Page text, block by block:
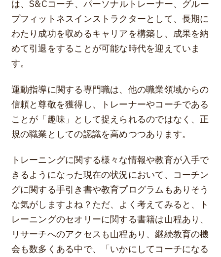
は、S&Cコーチ、パーソナルトレーナー、グルー
プフィットネスインストラクターとして、長期に
わたり成功を収めるキャリアを構築し、成果を納
めて引退をすることが可能な時代を迎えていま
す。
運動指導に関する専門職は、他の職業領域からの
信頼と尊敬を獲得し、トレーナーやコーチである
ことが「趣味」として捉えられるのではなく、正
規の職業としての認識を高めつつあります。
トレーニングに関する様々な情報や教育が入手で
きるようになった現在の状況において、コーチン
グに関する手引き書や教育プログラムもありそう
な気がしますよね？ただ、よく考えてみると、ト
レーニングのセオリーに関する書籍は山程あり、
リサーチへのアクセスも山程あり、継続教育の機
会も数多くある中で、「いかにしてコーチになる